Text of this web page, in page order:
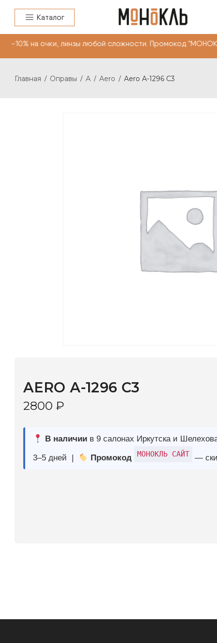
Каталог
очки, линзы любой сложности. Промокод
Главная / Оправы / A / Aero / Aero А-1296 С3
3–5 дней | Промокод